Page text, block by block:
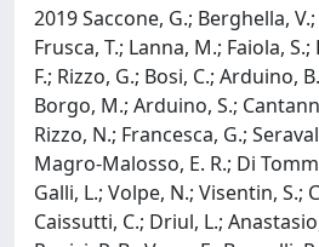
2019 Saccone, G.; Berghella,
Frusca, T.; Lanna, M.; Faiola,
F.; Rizzo, G.; Bosi, C.; Arduino,
Borgo, M.; Arduino, S.;
Rizzo, N.; Francesca, G.;
Magro-Malosso, E. R.; Di
Galli, L.; Volpe, N.; Visentin, S.;
Caissutti, C.; Driul, L.;